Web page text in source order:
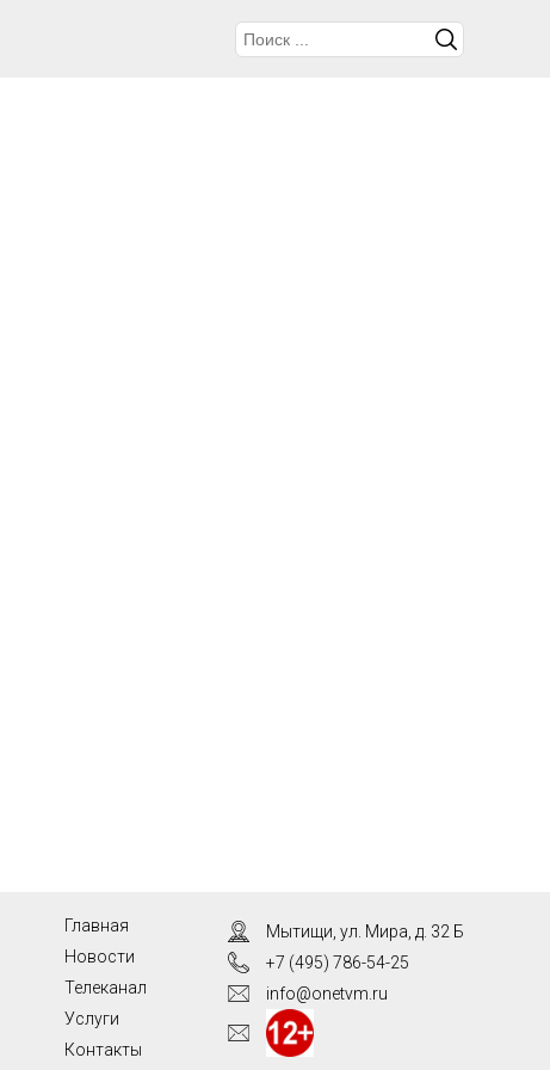
Главная
Новости
Телеканал
Услуги
Контакты
Мытищи, ул. Мира, д. 32 Б
+7 (495) 786-54-25
info@onetvm.ru